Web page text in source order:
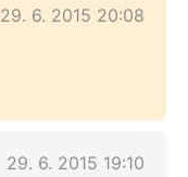
29. 6. 2015 20:08
29. 6. 2015 19:10